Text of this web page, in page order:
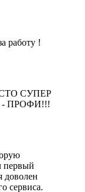
работу !
СУПЕР
ПРОФИ!!!
первый
доволен
сервиса.